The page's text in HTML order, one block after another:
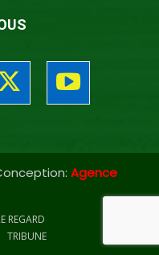
Agence
REGARD
TRIBUNE